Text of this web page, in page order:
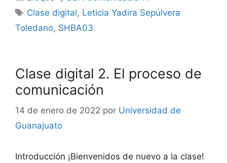
Etiquetas
Clase digital, Leticia Yadira Sepúlvera
Toledano, SHBA03
Clase digital 2. El proceso de
comunicación
14 de enero de 2022 por Universidad de
Guanajuato
Introducción ¡Bienvenidos de nuevo a la clase!